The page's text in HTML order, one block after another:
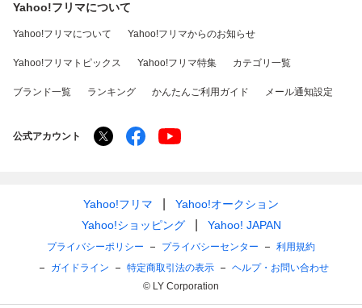
Yahoo!フリマについて
Yahoo!フリマについて Yahoo!フリマからのお知らせ
Yahoo!フリマトピックス Yahoo!フリマ特集 カテゴリ一覧
ブランド一覧 ランキング かんたんご利用ガイド メール通知設定
公式アカウント
Yahoo!フリマ
Yahoo!オークション
Yahoo!ショッピング
Yahoo! JAPAN
プライバシーポリシー プライバシーセンター
利用規約
ガイドライン
特定商取引法の表示
ヘルプ・お問い合わせ
© LY Corporation